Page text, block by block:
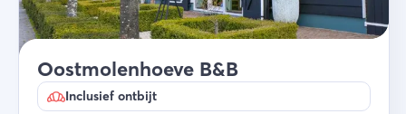
Oostmolenhoeve B&B
Inclusief ontbijt